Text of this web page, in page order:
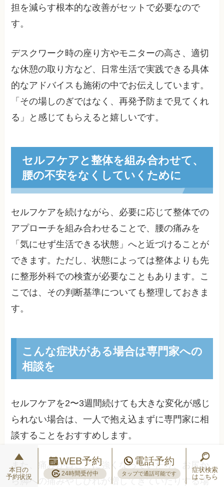
担を減らす根本的な改善がセットで必要なので
す。
デスクワーク時の座り方やモニターの高さ、適切
な休憩の取り方など、日常生活で実践できる具体
的なアドバイスも施術の中でお伝えしています。
「その場しのぎではなく、再発予防まで見てくれ
る」と感じてもらえると嬉しいです。
セルフケアと整体を組み合わせて、
腰の不安をなくしていくために
セルフケアを続けながら、必要に応じて整体での
アプローチを組み合わせることで、腰の痛みを
「気にせず生活できる状態」へと近づけることが
できます。ただし、状態によっては整体よりも先
に整形外科での検査が必要なこともあります。こ
こでは、その判断基準についても整理しておきま
す。
こんな症状がある場合は専門家への
相談を
セルフケアを2〜3週間続けても大きな変化が感じ
られない場合は、一人で抱え込まずに専門家に相
談することをおすすめします。
また、痛みが日ごとに強くなっていたり、お尻か
ら脚への痛みやしびれが増してきていたりする場
本日の
予約状況
WEB予約
24時間受付中
電話予約
タップで通話可能です
症状検索
はこちら